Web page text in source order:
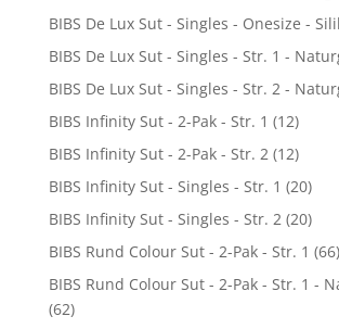
BIBS De Lux Sut - Singles - Onesize -
BIBS De Lux Sut - Singles - Str. 1 -
BIBS De Lux Sut - Singles - Str. 2 -
BIBS Infinity Sut - 2-Pak - Str. 1 (12)
BIBS Infinity Sut - 2-Pak - Str. 2 (12)
BIBS Infinity Sut - Singles - Str. 1 (20)
BIBS Infinity Sut - Singles - Str. 2 (20)
BIBS Rund Colour Sut - 2-Pak - Str. 1 (66)
BIBS Rund Colour Sut - 2-Pak - Str. 1 -
(62)